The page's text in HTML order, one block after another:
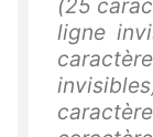
(25
ligne